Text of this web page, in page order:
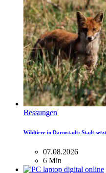
Bessungen
Wildtiere in Darmstadt: Stadt
07.08.2026
6 Min